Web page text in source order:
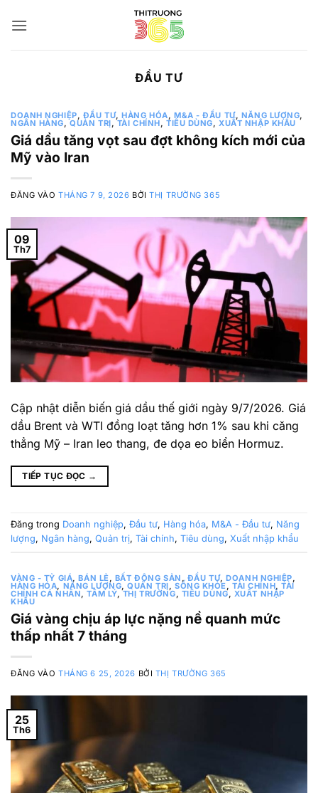
qua
ĐẦU TƯ
DOANH NGHIỆP, ĐẦU TƯ,HÀNG HÓA, M&A - ĐẦU TƯ, NĂNG LƯỢNG,
NGÂN HÀNG,QUẢN TRỊ,TÀI CHÍNH, TIÊU DÙNG,XUẤT NHẬP KHẨU
Giá dầu tăng vọt sau đợt không kích mới của
Mỹ vào Iran
ĐĂNG VÀOTHÁNG 7 9, 2026 BỞITHỊ TRƯỜNG 365
09
Th7
Cập nhật diễn biến giá dầu thế giới ngày 9/7/2026. Giá
dầu Brent và WTI đồng loạt tăng hơn 1% sau khi căng
thẳng Mỹ – Iran leo thang, đe dọa eo biển Hormuz.
TIẾP TỤC ĐỌC →
Đăng trong Doanh nghiệp, Đầu tư, Hàng hóa, M&A - Đầu tư, Năng
lượng, Ngân hàng, Quản trị, Tài chính, Tiêu dùng, Xuất nhập khẩu
VÀNG - TỶ GIÁ,BÁN LẺ, BẤT ĐỘNG SẢN , ĐẦU TƯ,DOANH NGHIỆP,
HÀNG HÓA, NĂNG LƯỢNG,QUẢN TRỊ, SỐNG KHỎE,TÀI CHÍNH,TÀI
CHÍNH CÁ NHÂN,TÂM LÝ,THỊ TRƯỜNG, TIÊU DÙNG, XUẤT NHẬP
KHẨU
Giá vàng chịu áp lực nặng nề quanh mức
thấp nhất 7 tháng
ĐĂNG VÀOTHÁNG 6 25, 2026 BỞI THỊ TRƯỜNG 365
25
Th6